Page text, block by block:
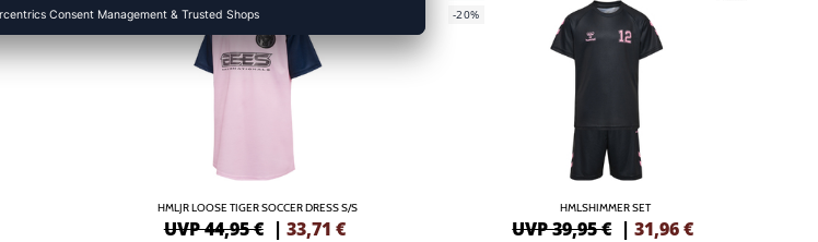
-25%
HMLJR LOOSE TIGER SOCCER DRESS S/S
UVP 44,95 € | 33,71 €
-20%
HMLSHIMMER SET
UVP 39,95 € |31,96€